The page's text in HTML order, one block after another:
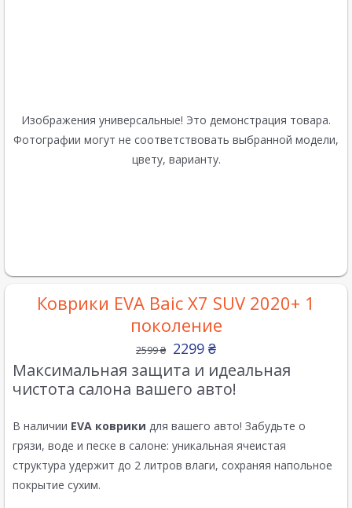
Изображения универсальные! Это демонстрация товара.
Фотографии могут не соответствовать выбранной модели,
цвету, варианту.
Коврики EVA Baic X7 SUV 2020+ 1
поколение
2599₴ 2299 ₴
Максимальная защита и идеальная
чистота салона вашего авто!
В наличии EVA коврики для вашего авто! Забудьте о
грязи, воде и песке в салоне: уникальная ячеистая
структура удержит до 2 литров влаги, сохраняя напольное
покрытие сухим.